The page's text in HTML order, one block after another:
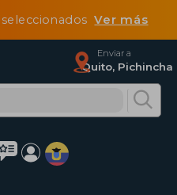
seleccionadosVer más
Enviar a
Quito, Pichincha